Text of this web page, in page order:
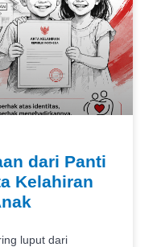
dari Panti
Kelahiran
luput dari